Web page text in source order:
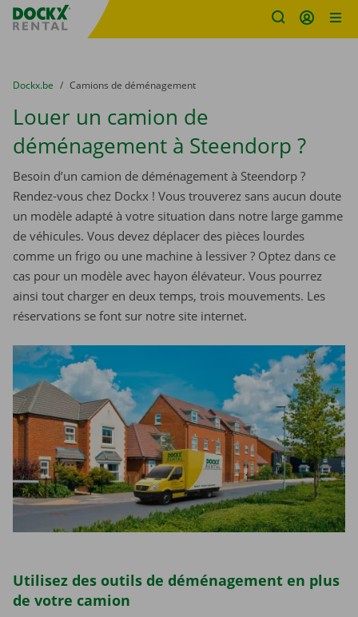
sitename
You are here:
du
Dockx.be to
Camions de déménagement
Louer un camion de
déménagement à Steendorp ?
Besoin d’un camion de déménagement à Steendorp ?
Rendez-vous chez Dockx ! Vous trouverez sans aucun doute
un modèle adapté à votre situation dans notre large gamme
de véhicules. Vous devez déplacer des pièces lourdes
comme un frigo ou une machine à lessiver ? Optez dans ce
cas pour un modèle avec hayon élévateur. Vous pourrez
ainsi tout charger en deux temps, trois mouvements. Les
réservations se font sur notre site internet.
Utilisez des outils de déménagement en plus
de votre camion